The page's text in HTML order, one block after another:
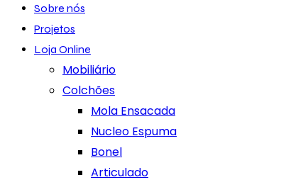
Sobre nós
Projetos
Loja Online
Mobiliário
Colchões
Mola Ensacada
Nucleo Espuma
Bonel
Articulado